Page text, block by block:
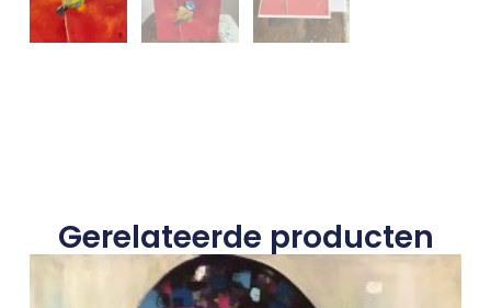
Gerelateerde producten